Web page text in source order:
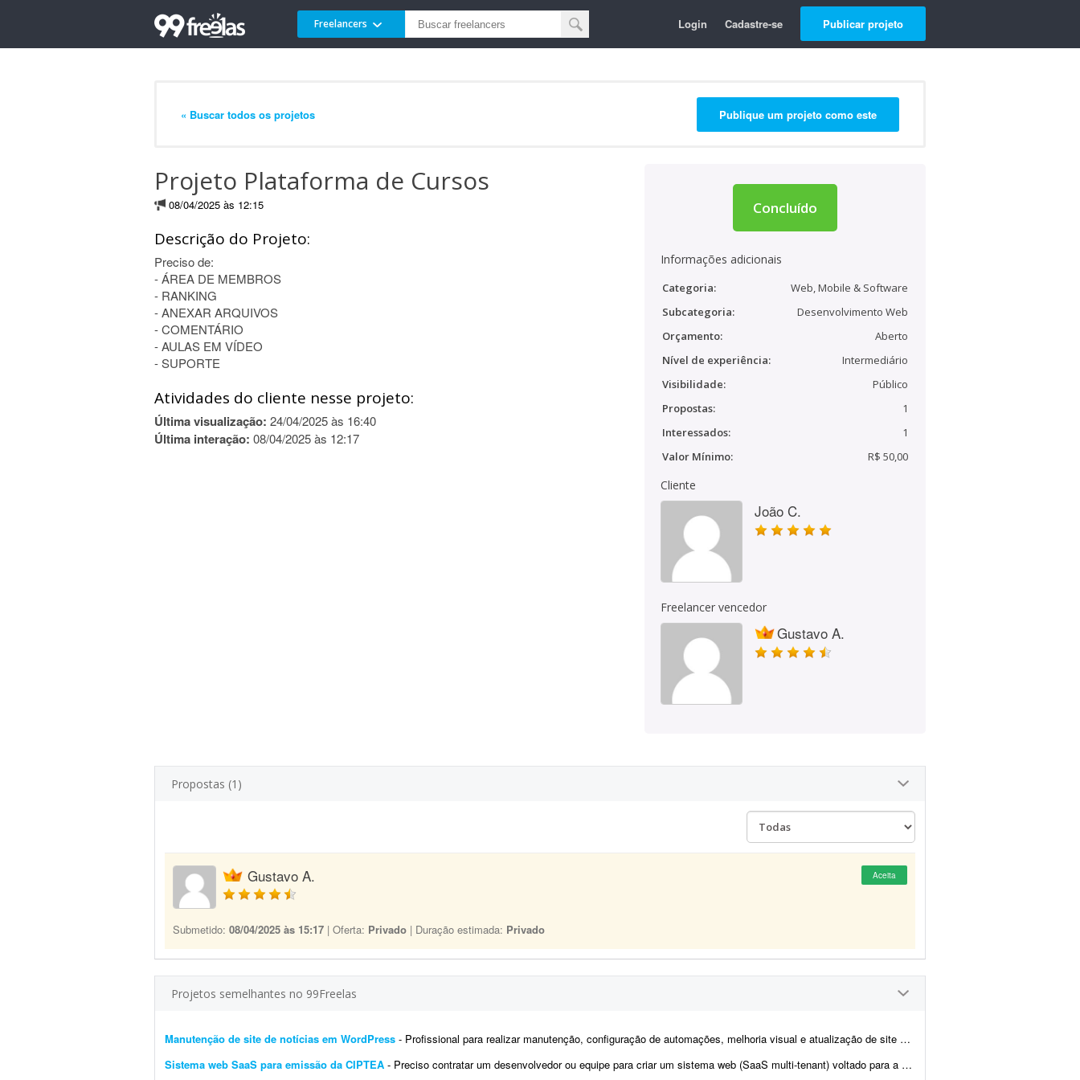
Freelancers Login Cadastre-se Publicar projeto
« Buscar todos os projetos Publique um projeto como este
Projeto Plataforma de Cursos
08/04/2025 às 12:15
Descrição do Projeto:
Preciso de:
- ÁREA DE MEMBROS
- RANKING
- ANEXAR ARQUIVOS
- COMENTÁRIO
- AULAS EM VÍDEO
- SUPORTE
Atividades do cliente nesse projeto:
Última visualização: 24/04/2025 às 16:40
Última interação: 08/04/2025 às 12:17
Concluído
Informações adicionais
Categoria:
Web, Mobile & Software
Subcategoria:
Desenvolvimento Web
Orçamento:
Aberto
Nível de experiência:
Intermediário
Visibilidade:
Público
Propostas:
1
Interessados:
1
Valor Mínimo:
R$ 50,00
Cliente
João C.
Freelancer vencedor
Gustavo A.
Propostas (1)
Gustavo A. Aceita
Submetido: 08/04/2025 às 15:17 | Oferta: Privado | Duração estimada: Privado
Projetos semelhantes no 99Freelas
Manutenção de site de notícias em WordPress - Profissional para realizar manutenção, configuração de automações, melhoria visual e atualização de site de notícias em WordPress. At...
Sistema web SaaS para emissão da CIPTEA - Preciso contratar um desenvolvedor ou equipe para criar um sistema web (SaaS multi-tenant) voltado para a emissão digital da CIPTEA (Carteira de Identificação da Pessoa com Tra...